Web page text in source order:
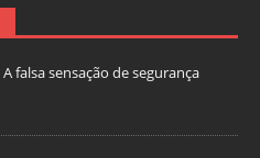
A falsa sensação de segurança